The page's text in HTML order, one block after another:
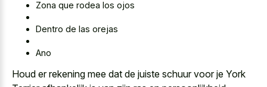
Zona que rodea los ojos
Dentro de las orejas
Ano
Houd errekening mee dat de juiste schuurvoor je York